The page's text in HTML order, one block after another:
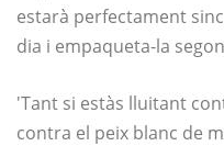
estarà perfectament
dia i empaqueta-la
'Tant si estàs lluitant
contra el peix blanc de